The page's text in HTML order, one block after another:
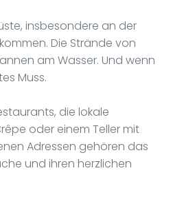
insbesondere an der
Die Strände von
am Wasser. Und wenn
Muss.
die lokale
oder einem Teller mit
Adressen gehören das
und ihren herzlichen